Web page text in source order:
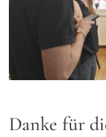
Danke für